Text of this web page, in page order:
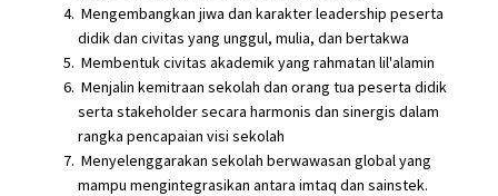
Mengembangkan jiwa dan karakter leadership peserta
didik dan civitas yang unggul, mulia, dan bertakwa
Membentuk civitas akademik yang rahmatan lil'alamin
Menjalin kemitraan sekolah dan orang tua peserta didik
serta stakeholder secara harmonis dan sinergis dalam
rangka pencapaian visi sekolah
Menyelenggarakan sekolah berwawasan global yang
mampu mengintegrasikan antara imtaq dan sainstek.